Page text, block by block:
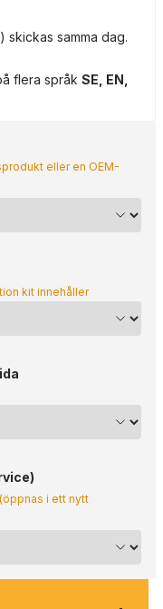
skickas samma dag.
flera språk SE, EN,
eller en OEM-
kit innehåller
i ett nytt